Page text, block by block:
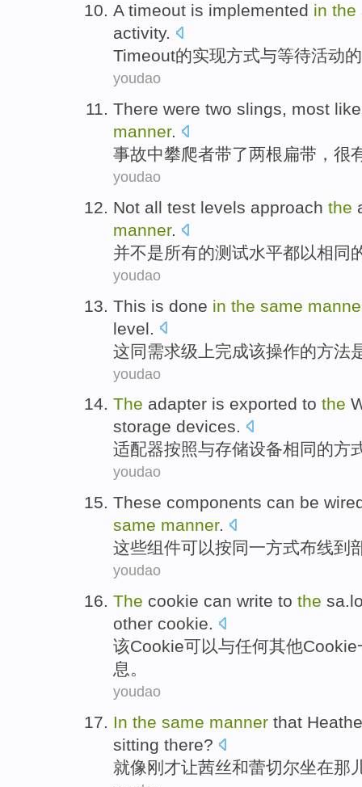
A timeout is implemented in the
activity.
Timeout的实现方式与等待活动
youdao
There were two slings, most
manner.
事故中攀爬者带了两根扁带， 很
youdao
Not all test levels approach the
manner.
并不是所有的测试水平都以相同
youdao
This is done in the same
level
这同需求级上完成该操作的方法
youdao
The adapter is exported to the
storage devices.
适配器按照与存储设备相同的方
youdao
These components can be
same manner.
这些组件可以按同一方式布线到
youdao
The cookie can write to the
other cookie.
该Cookie可以与任何其他Cookie
息。
youdao
In the same manner that
sitting there?
就像 刚才让茜丝和蕾切尔坐在那